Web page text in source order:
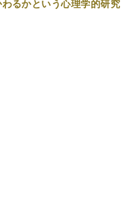
るかという心理学的研究